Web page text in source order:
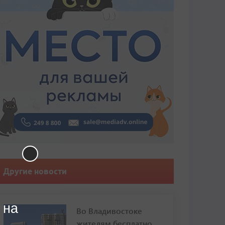
Другие новости
Во Владивостоке